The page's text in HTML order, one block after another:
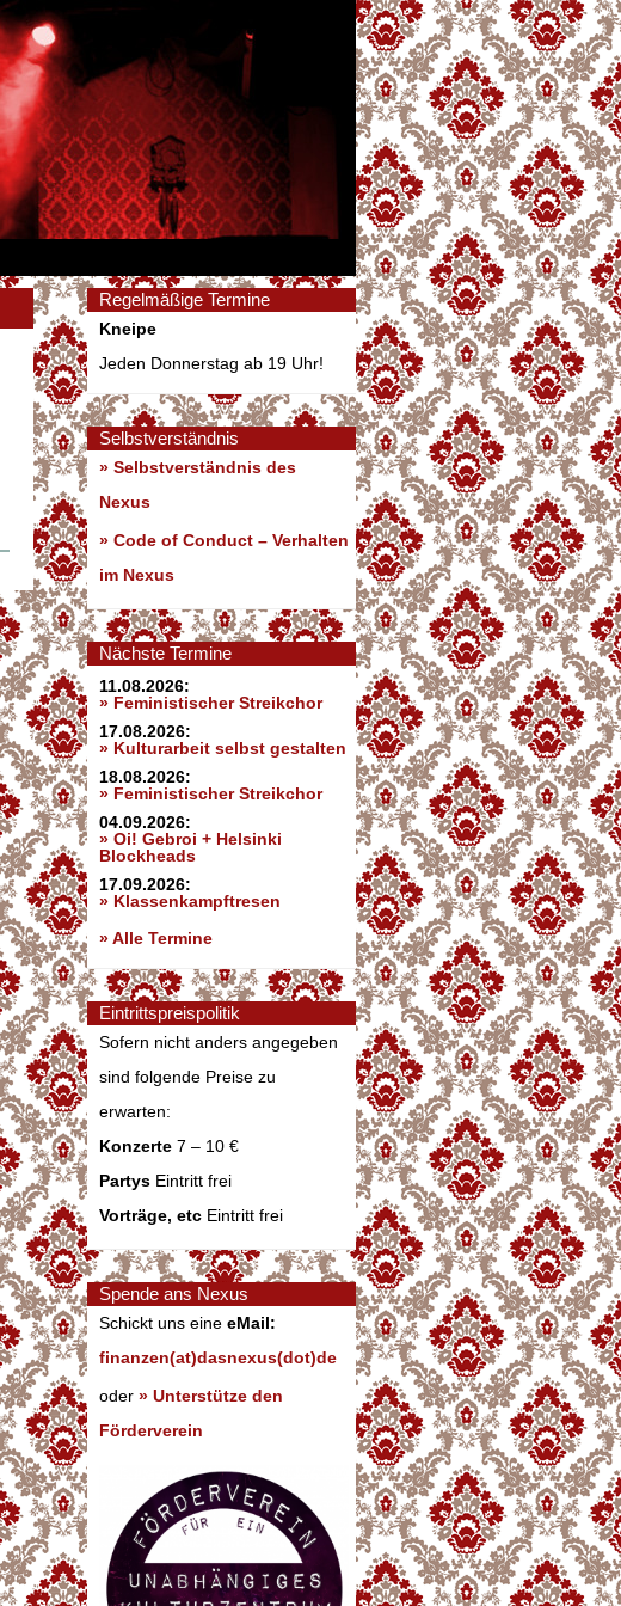
Regelmäßige Termine
Kneipe
Jeden Donnerstag ab 19 Uhr!
Selbstverständnis
» Selbstverständnis des
Nexus
» Code of Conduct – Verhalten
im Nexus
Nächste Termine
11.08.2026:
» Feministischer Streikchor
17.08.2026:
» Kulturarbeit selbst gestalten
18.08.2026:
» Feministischer Streikchor
04.09.2026:
» Oi! Gebroi + Helsinki
Blockheads
17.09.2026:
» Klassenkampftresen
» Alle Termine
Eintrittspreispolitik
Sofern nicht anders angegeben
sind folgende Preise zu
erwarten:
Konzerte 7 – 10 €
Partys Eintritt frei
Vorträge, etc Eintritt frei
Spende ans Nexus
Schickt uns eine eMail:
finanzen(at)dasnexus(dot)de
oder » Unterstütze den
Förderverein